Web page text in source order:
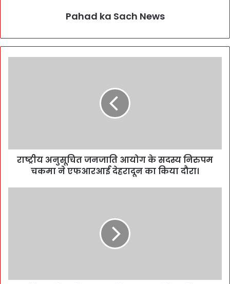
Pahad ka Sach News
राष्ट्रीय अनुसूचित जनजाति आयोग के सदस्य निरुपम
चकमा ने एफआरआई देहरादून का किया दौरा।